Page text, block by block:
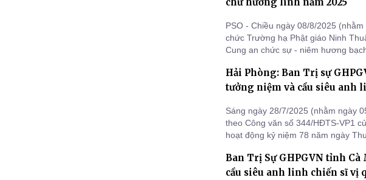
PSO - Chiều ngày 08/8/2025
chức Trường hạ Phật giáo Ninh
Cung an chức sự - niêm hương
Sùng Ân, phường Phan Rang, tỉnh
Hải Phòng: Ban Trị sự
tưởng niệm và cầu siêu anh
Sáng ngày 28/7/2025 (nhằm ngày
theo Công văn số 344/HĐTS-VP1
hoạt động kỷ niệm 78 năm ngày
kính tổ chức lễ dâng hương tưởng
sĩ tại chùa Nam Hải (
Ban Trị Sự GHPGVN tỉnh
cầu siêu anh linh chiến sĩ vị